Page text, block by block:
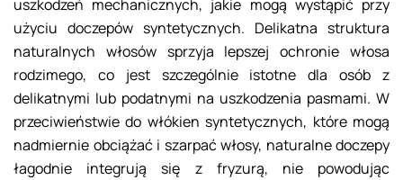
uszkodzeń mechanicznych, jakie mogą wystąpić przy
użyciu doczepów syntetycznych. Delikatna struktura
naturalnych włosów sprzyja lepszej ochronie włosa
rodzimego, co jest szczególnie istotne dla osób z
delikatnymi lub podatnymi na uszkodzenia pasmami. W
przeciwieństwie do włókien syntetycznych, które mogą
nadmiernie obciążać i szarpać włosy, naturalne doczepy
łagodnie integrują się z fryzurą, nie powodując